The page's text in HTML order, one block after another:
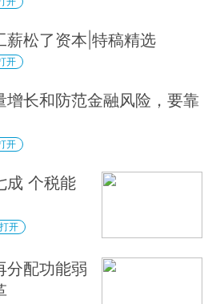
薪松了资本|特稿精选
开
增长和防范金融风险，要靠
开
成 个税能
开
分配功能弱